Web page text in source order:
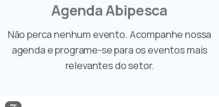
AgendaAbipesca
Não perca nenhum evento. Acompanhe nossa
agenda e programe-se para os eventos mais
relevantes do setor.